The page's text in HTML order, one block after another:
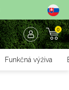
0
Funkčná výživa